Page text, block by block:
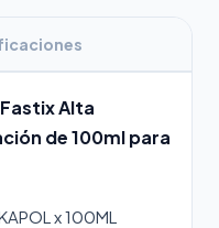
Alta
de 100ml para
x 100ML